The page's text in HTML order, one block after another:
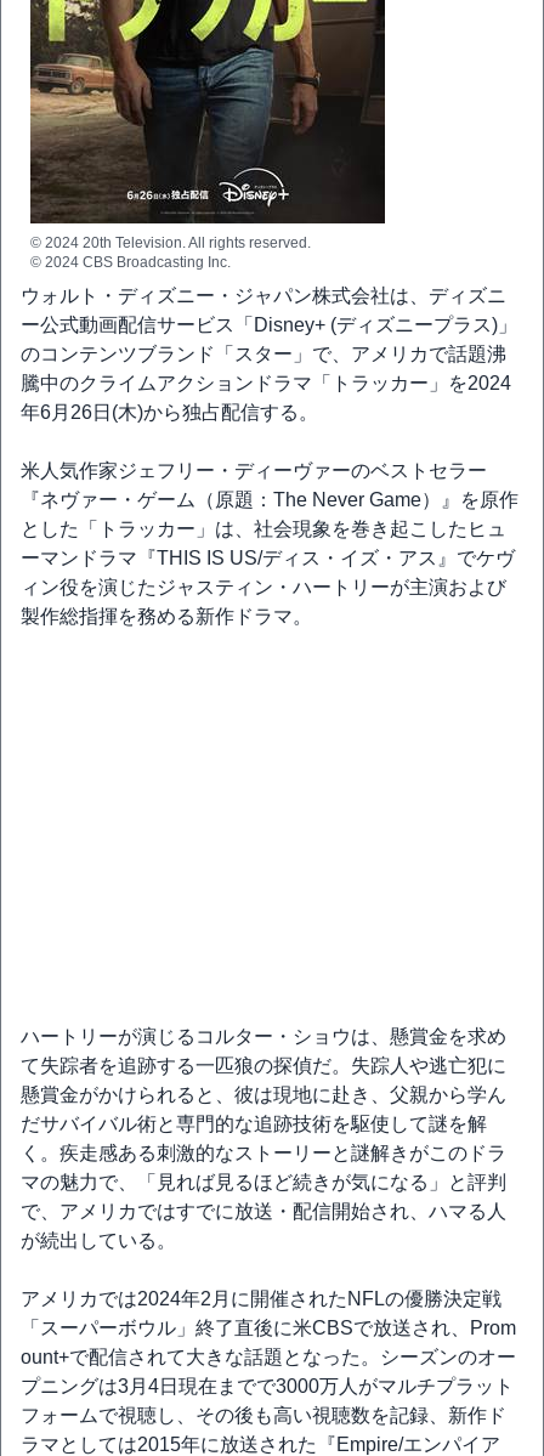
© 2024 20th Television. All rights reserved.
© 2024 CBS Broadcasting Inc.
ウォルト・ディズニー・ジャパン株式会社は、ディズニ
ー公式動画配信サービス「Disney+ (ディズニープラス)」
のコンテンツブランド「スター」で、アメリカで話題沸
騰中のクライムアクションドラマ「トラッカー」を2024
年6月26日(木)から独占配信する。
米人気作家ジェフリー・ディーヴァーのベストセラー
『ネヴァー・ゲーム（原題：The Never Game）』を原作
とした「トラッカー」は、社会現象を巻き起こしたヒュ
ーマンドラマ『THIS IS US/ディス・イズ・アス』でケヴ
ィン役を演じたジャスティン・ハートリーが主演および
製作総指揮を務める新作ドラマ。
ハートリーが演じるコルター・ショウは、懸賞金を求め
て失踪者を追跡する一匹狼の探偵だ。失踪人や逃亡犯に
懸賞金がかけられると、彼は現地に赴き、父親から学ん
だサバイバル術と専門的な追跡技術を駆使して謎を解
く。疾走感ある刺激的なストーリーと謎解きがこのドラ
マの魅力で、「見れば見るほど続きが気になる」と評判
で、アメリカではすでに放送・配信開始され、ハマる人
が続出している。
アメリカでは2024年2月に開催されたNFLの優勝決定戦
「スーパーボウル」終了直後に米CBSで放送され、Prom
ount+で配信されて大きな話題となった。シーズンのオー
プニングは3月4日現在までで3000万人がマルチプラット
フォームで視聴し、その後も高い視聴数を記録、新作ド
ラマとしては2015年に放送された『Empire/エンパイア